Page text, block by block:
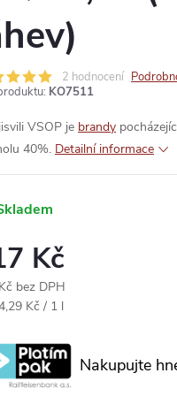
2 hodnocení
KO7511
VSOP je brandy
40%. Detailní informace
Kč
bez DPH
Kč / 1 l
Nakupujte